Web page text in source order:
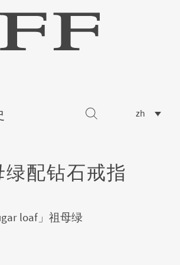
zh
配钻石戒指
loaf」祖母绿